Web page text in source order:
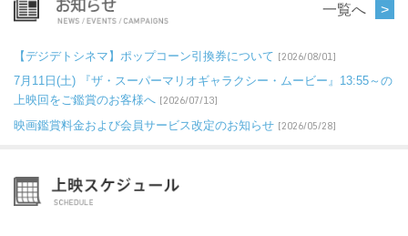
一覧へ
【デジデトシネマ】ポップコーン引換券について [2026/08/01]
7月11日(土) 『ザ・スーパーマリオギャラクシー・ムービー』13:55～の
上映回をご鑑賞のお客様へ [2026/07/13]
映画鑑賞料金および会員サービス改定のお知らせ [2026/05/28]